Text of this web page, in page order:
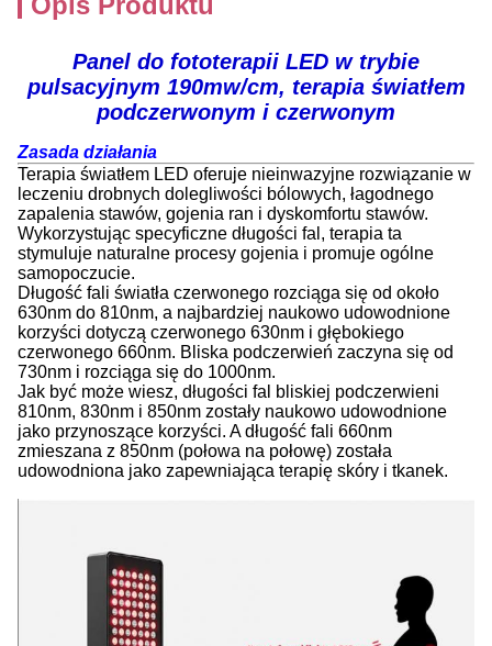
Panel do fototerapii LED w trybie
pulsacyjnym 190mw/cm, terapia światłem
podczerwonym i czerwonym
Zasada działania
Terapia światłem LED oferuje nieinwazyjne rozwiązanie w
leczeniu drobnych dolegliwości bólowych, łagodnego
zapalenia stawów, gojenia ran i dyskomfortu stawów.
Wykorzystując specyficzne długości fal, terapia ta
stymuluje naturalne procesy gojenia i promuje ogólne
samopoczucie.
Długość fali światła czerwonego rozciąga się od około
630nm do 810nm, a najbardziej naukowo udowodnione
korzyści dotyczą czerwonego 630nm i głębokiego
czerwonego 660nm. Bliska podczerwień zaczyna się od
730nm i rozciąga się do 1000nm.
Jak być może wiesz, długości fal bliskiej podczerwieni
810nm, 830nm i 850nm zostały naukowo udowodnione
jako przynoszące korzyści. A długość fali 660nm
zmieszana z 850nm (połowa na połowę) została
udowodniona jako zapewniająca terapię skóry i tkanek.